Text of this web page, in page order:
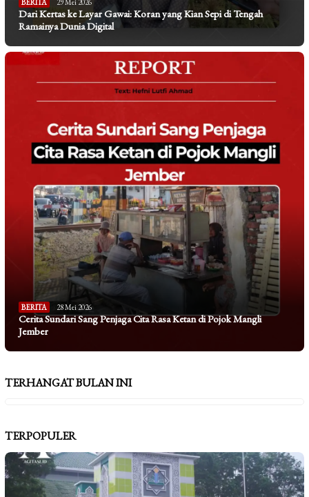
Dari Kertas ke Layar Gawai: Koran yang Kian Sepi di Tengah
Ramainya Dunia Digital
BERITA 28 Mei 2026
Cerita Sundari Sang Penjaga Cita Rasa Ketan di Pojok Mangli
Jember
TERHANGAT BULAN INI
TERPOPULER